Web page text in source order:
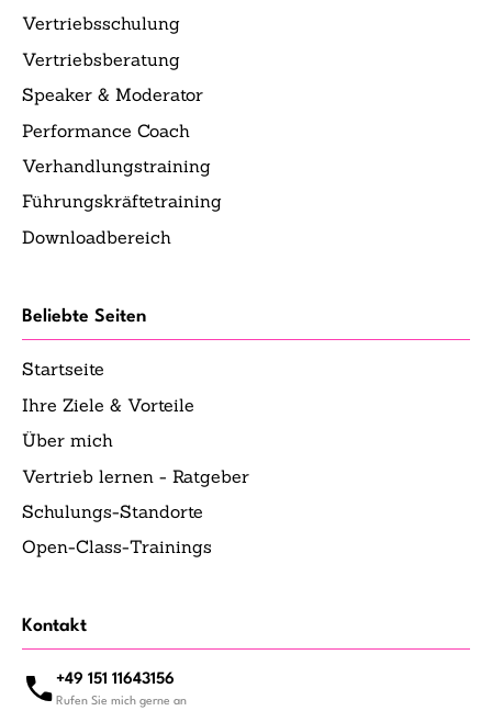
Vertriebsschulung
Vertriebsberatung
Speaker & Moderator
Performance Coach
Verhandlungstraining
Führungskräftetraining
Downloadbereich
Beliebte Seiten
Startseite
Ihre Ziele & Vorteile
Über mich
Vertrieb lernen - Ratgeber
Schulungs-Standorte
Open-Class-Trainings
Kontakt
+49 151 11643156
Rufen Sie mich gerne an